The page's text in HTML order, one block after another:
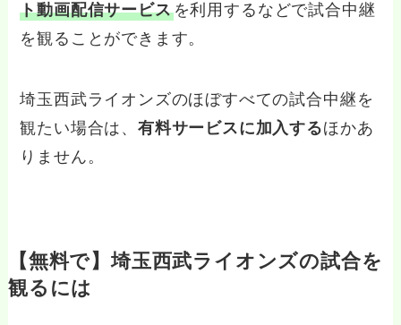
ト動画配信サービスを利用するなどで試合中継
を観ることができます。
埼玉西武ライオンズのほぼすべての試合中継を
観たい場合は、有料サービスに加入するほかあ
りません。
【無料で】埼玉西武ライオンズの試合を
観るには